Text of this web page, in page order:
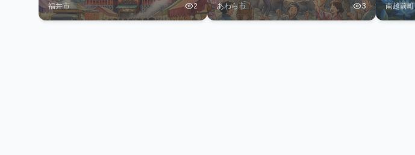
福井市 2 あわら市 3 南越前町